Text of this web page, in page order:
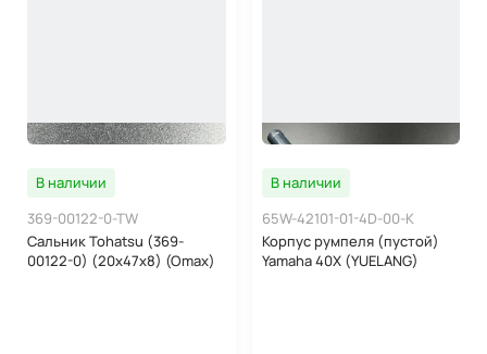
В наличии
369-00122-0-TW
Сальник Tohatsu (369-
00122-0) (20x47x8) (Omax)
В наличии
65W-42101-01-4D-00-K
Корпус румпеля (пустой)
Yamaha 40X (YUELANG)